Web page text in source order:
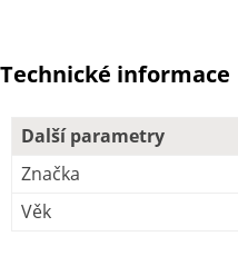
Technické informace
Další parametry
Značka
Věk